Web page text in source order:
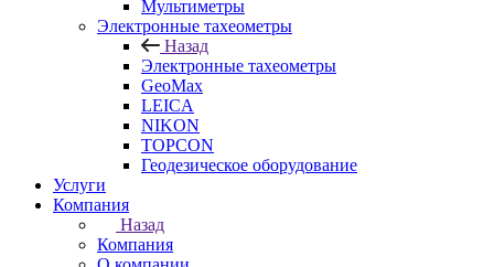
Мультиметры
Электронные тахеометры
Назад
Электронные тахеометры
GeoMax
LEICA
NIKON
TOPCON
Геодезическое оборудование
Услуги
Компания
Назад
Компания